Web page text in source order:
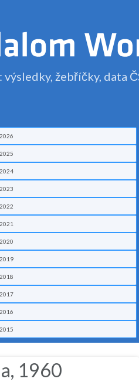
žebříčky, data
2026
2025
2024
2023
2022
2021
2020
2019
2018
2017
2016
2015
1960